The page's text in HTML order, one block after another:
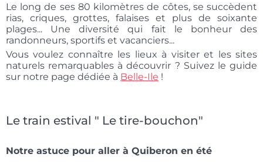
Le long de ses 80 kilomètres de côtes, se succèdent
rias, criques, grottes, falaises et plus de soixante
plages... Une diversité qui fait le bonheur des
randonneurs, sportifs et vacanciers...
Vous voulez connaître les lieux à visiter et les sites
naturels remarquables à découvrir ? Suivez le guide
sur notre page dédiée à Belle-Ile !
Le train estival " Le tire-bouchon"
Notre astuce pour aller à Quiberon en été